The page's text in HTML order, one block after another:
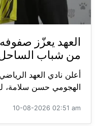
العهد يعزّز
من شباب
أعلن نادي العهد
الهجومي حسن سلامة،
10-08-2026 02:51 am